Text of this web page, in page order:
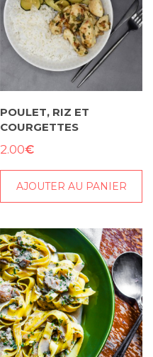
POULET, RIZ ET
COURGETTES
2.00€
AJOUTER AU PANIER